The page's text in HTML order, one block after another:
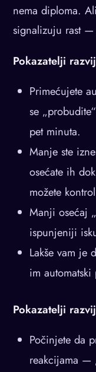
nema diploma.
signalizuju rast —
Pokazatelji
Primećujete
se
pet minuta.
Manje ste
osećate ih
možete
Manji osećaj
ispunjeniji
Lakše vam je
im automatski
Pokazatelji
Počinjete da
reakcijama —